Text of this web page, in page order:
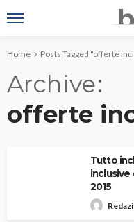
Home Posts Tagged "offerte
Archive
offerte
Tutto
inclusive
2015